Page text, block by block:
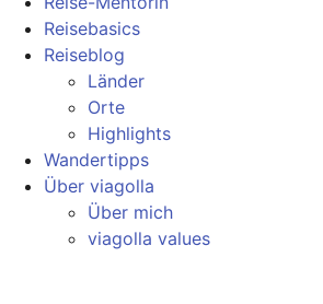
Reisebasics
Reiseblog
Länder
Orte
Highlights
Wandertipps
Über viagolla
Über mich
viagolla values